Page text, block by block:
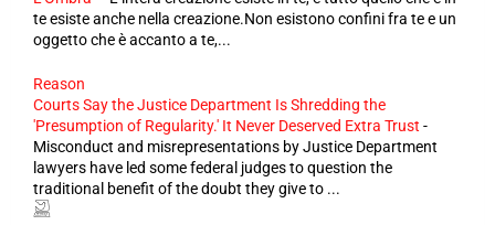
te esiste anche nella creazione.Non esistono confini fra te e un
oggetto che è accanto a te,...
Reason
Courts Say the Justice Department Is Shredding the
'Presumption of Regularity.' It Never Deserved Extra Trust -
Misconduct and misrepresentations by Justice Department
lawyers have led some federal judges to question the
traditional benefit of the doubt they give to ...